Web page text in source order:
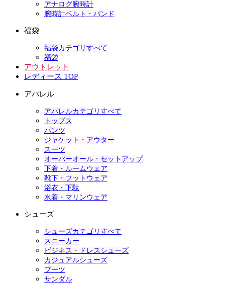
アナログ腕時計
腕時計ベルト・バンド
福袋
福袋カテゴリすべて
福袋
アウトレット
レディース TOP
アパレル
アパレルカテゴリすべて
トップス
パンツ
ジャケット・アウター
スーツ
オーバーオール・セットアップ
下着・ルームウェア
靴下・フットウェア
浴衣・下駄
水着・マリンウェア
シューズ
シューズカテゴリすべて
スニーカー
ビジネス・ドレスシューズ
カジュアルシューズ
ブーツ
サンダル